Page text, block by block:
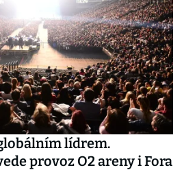
lídrem.
provoz O2 areny i Fora